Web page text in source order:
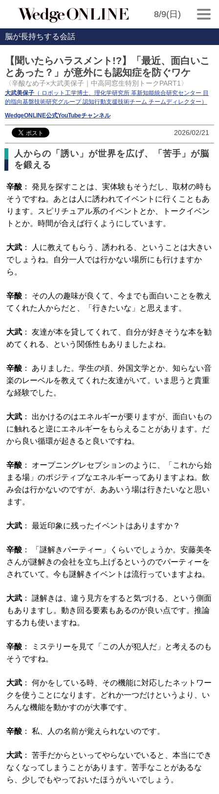
8/9(日)
脳が長持ちする会話
【聞いたらハラスメント!?】「最近、面白いこ
とあった？」が意外にも認知症を防ぐワケ
〈辛酸なめ子×大武美保子｜中高同窓生特別トークPART1〉
大武美保子 （ ロボット工学博士、理化学研究所 革新知能統合研究センター 目
的指向基盤技術研究グループ 認知行動支援技術チーム チームディレクター）
WedgeONLINE公式YouTubeチャンネル
2026/02/21
人からの「誘い」が世界を広げ、「苦手」が脳
を鍛える
辛酸 ： 発見を探すことは、実体験もそうだし、取材の時も
そうですね。あとは人に誘われてイベントに行くこともあ
ります。スピリチュアル系のイベントとか、トークイベン
トとか。時間が合えば行くようにしています。
大武 ： 人に教えてもらう、誘われる、ということは大きい
でしょうね。自分一人では行かない場所にも行けますか
ら。
辛酸 ： その人の趣味が良くて、今までも面白いことを教え
てくれた人からだと、「行きたいな」と思えます。
大武 ： 友達が本を貸してくれて、自分が好きそうな本を勧
めてくれる、という関係性もありましたよね。
辛酸 ： ありました。学生の頃、外国文学とか、知らない音
楽のレーベルを教えてくれた友達がいて。いま思うと貴重
な経験でした。
大武 ： 出かけるのはエネルギーが要りますが、面白いもの
に触れると逆にエネルギーをもらえることがあります。だ
から良い循環が起きると良いですね。
辛酸 ： オープニングレセプションのように、「これから始
まる場」のポジティブなエネルギーってありますよね。飲
み会は行かないのですが、ああいう場は行きたいなと思い
ます。
大武 ： 最近印象に残ったイベントはありますか？
辛酸 ： 「謎解きパーティー」くらいでしょうか。安藤美冬
さんが謎解きの会社を立ち上げるというのでパーティーを
されていて。今も謎解きイベントは流行っていますよね。
大武 ： 謎解きは、違う見方をすると気づける、という側面
もありますし。動き回る要素もあるのが良い点です。推論
する力も使いますね。
辛酸 ： ミステリーを見て「この人が犯人だ」と考えるのも
そうですね。
大武 ： 何かをしている時、その機能に対応したネットワー
クを使うことになります。どれか一つだけというより、い
ろんな機能を動かすのが大事です。
辛酸 ： 私、人の名前が覚えられないのです。
大武 ： 苦手だからといってやらないでいると、本当にでき
なくなってしまうことがあります。苦手なことがあるな
ら、少しでもやっておいたほうがいいでしょう。